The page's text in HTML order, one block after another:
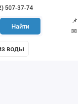
507-37-74
Найти
📌
✉
воды